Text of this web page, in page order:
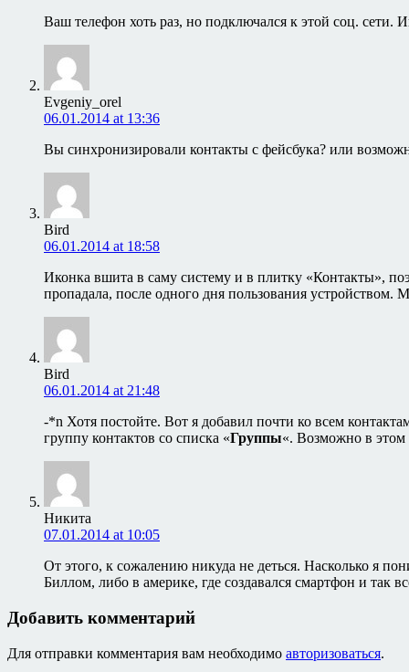
Ваш телефон хоть раз, но подключался к этой соц. сети.
Evgeniy_orel
06.01.2014 at 13:36
Вы синхронизировали контакты с фейсбука? или
Bird
06.01.2014 at 18:58
Иконка вшита в саму систему и в плитку «Контакты»,
пропадала, после одного дня пользования устройством.
Bird
06.01.2014 at 21:48
-*n Хотя постойте. Вот я добавил почти ко всем
группу контактов со списка «Группы«. Возможно в этом
Никита
07.01.2014 at 10:05
От этого, к сожалению никуда не деться. Насколько я
Биллом, либо в америке, где создавался смартфон и так
Добавить комментарий
Для отправки комментария вам необходимо авторизоваться.